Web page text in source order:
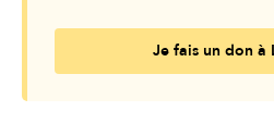
Je fais un don à